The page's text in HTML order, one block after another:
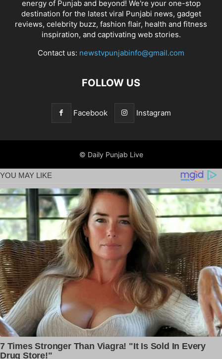
energy of Punjab and beyond! We're your one-stop
destination for the latest viral Punjabi news, gadget
reviews, celebrity buzz, fashion flair, health and fitness
inspiration, and captivating web stories.
Contact us: newstvpunjabinfo@gmail.com
FOLLOW US
Facebook Instagram
© Daily Punjab Live